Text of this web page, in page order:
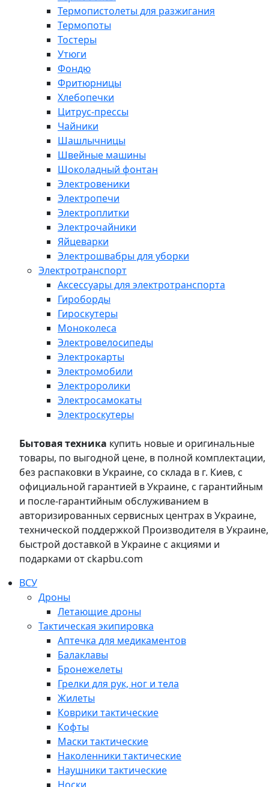
Термопистолеты для разжигания
Термопоты
Тостеры
Утюги
Фондю
Фритюрницы
Хлебопечки
Цитрус-прессы
Чайники
Шашлычницы
Швейные машины
Шоколадный фонтан
Электровеники
Электропечи
Электроплитки
Электрочайники
Яйцеварки
Электрошвабры для уборки
Электротранспорт
Аксессуары для электротранспорта
Гироборды
Гироскутеры
Моноколеса
Электровелосипеды
Электрокарты
Электромобили
Электроролики
Электросамокаты
Электроскутеры
Бытовая техника купить новые и оригинальные
товары, по выгодной цене, в полной комплектации,
без распаковки в Украине, со склада в г. Киев, с
официальной гарантией в Украине, с гарантийным
и после-гарантийным обслуживанием в
авторизированных сервисных центрах в Украине,
технической поддержкой Производителя в Украине,
быстрой доставкой в Украине с акциями и
подарками от ckapbu.com
ВСУ
Дроны
Летающие дроны
Тактическая экипировка
Аптечка для медикаментов
Балаклавы
Бронежелеты
Грелки для рук, ног и тела
Жилеты
Коврики тактические
Кофты
Маски тактические
Наколенники тактические
Наушники тактические